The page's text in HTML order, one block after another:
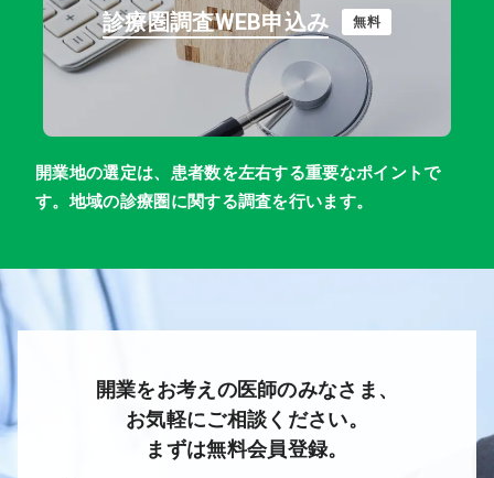
診療圏調査WEB申込み 無料
開業地の選定は、患者数を左右する重要なポイントで
す。地域の診療圏に関する調査を行います。
開業をお考えの医師のみなさま、
お気軽にご相談ください。
まずは無料会員登録。